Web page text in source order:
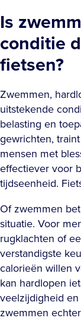
Is
conditie
fietsen?
Zwemmen,
uitstekende
belasting en
gewrichten,
mensen met
effectiever voor
tijdseenheid.
Of zwemmen
situatie. Voor
rugklachten of
verstandigste
calorieën willen
kan hardlopen
veelzijdigheid
zwemmen